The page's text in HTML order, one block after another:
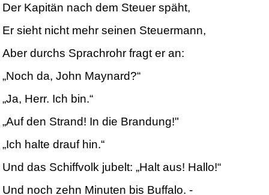
Der Kapitän nach dem Steuer späht,
Er sieht nicht mehr seinen Steuermann,
Aber durchs Sprachrohr fragt er an:
„Noch da, John Maynard?“
„Ja, Herr. Ich bin.“
„Auf den Strand! In die Brandung!"
„Ich halte drauf hin.“
Und das Schiffvolk jubelt: „Halt aus! Hallo!“
Und noch zehn Minuten bis Buffalo. -